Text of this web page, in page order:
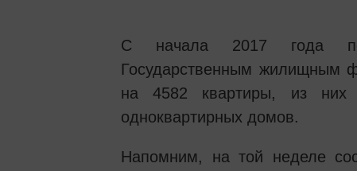
С начала 2017 года по
Государственным жилищным
на 4582 квартиры, из них
одноквартирных домов.
Напомним, на той неделе